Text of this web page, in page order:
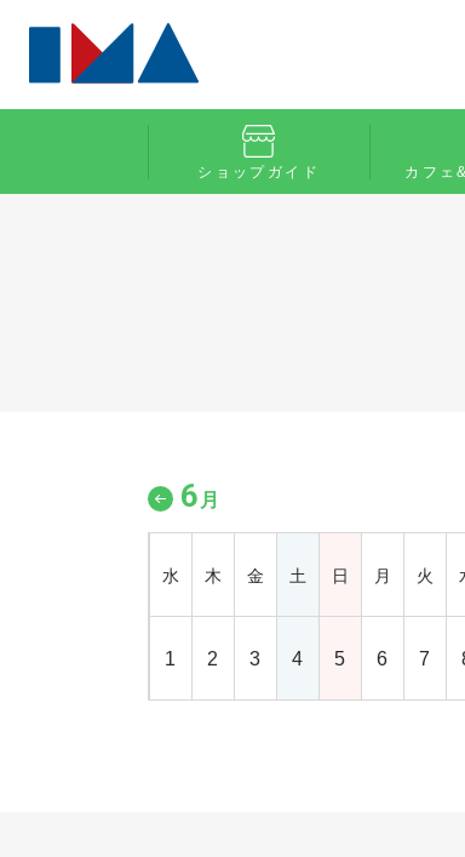
ショップガイド カフェ
6 月
水 木 金 土 日 月 火
1 2 3 4 5 6 7